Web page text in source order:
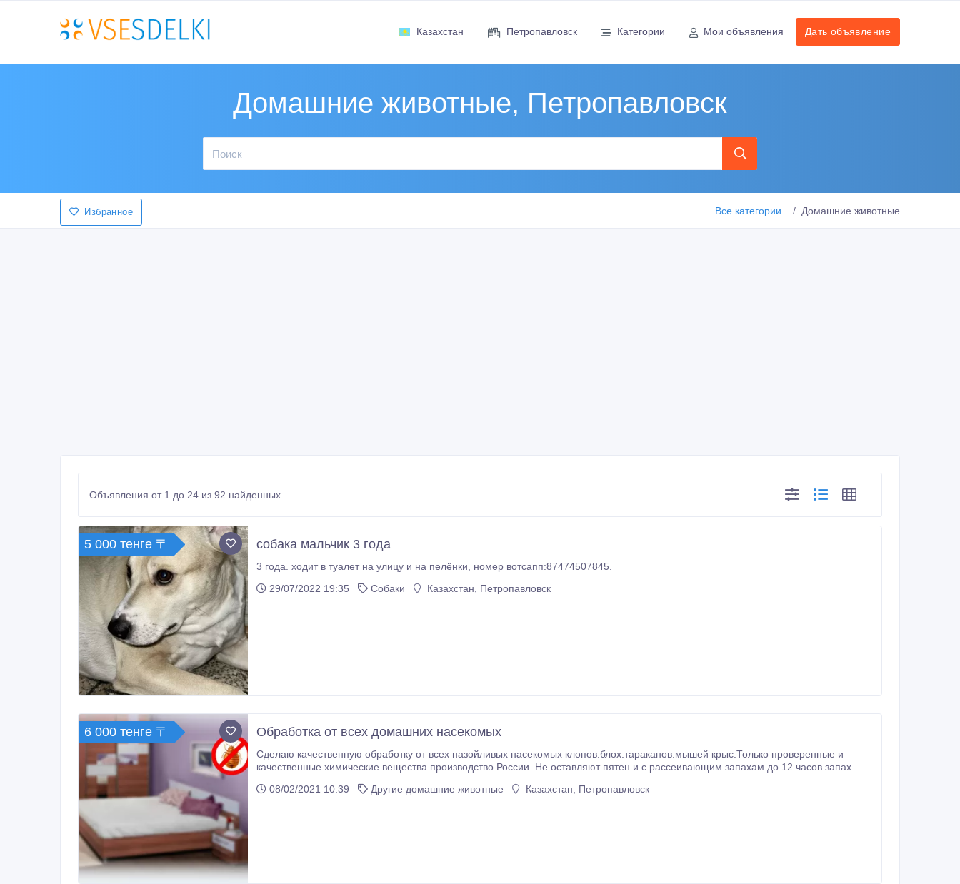
Казахстан Петропавловск Категории Мои объявления Дать объявление
Домашние животные, Петропавловск
Избранное Все категории Домашние животные
Объявления от 1 до 24 из 92 найденных.
5 000 тенге 〒 собака мальчик 3 года
3 года. ходит в туалет на улицу и на пелёнки, номер вотсапп:87474507845.
29/07/2022 19:35
Собаки Казахстан, Петропавловск
6 000 тенге 〒 Обработка от всех домашних насекомых
Сделаю качественную обработку от всех назойливых насекомых клопов.блох.тараканов.мышей крыс.Только проверенные и
качественные химические вещества производство России .Не оставляют пятен и с рассеивающим запахам до 12 часов запах
08/02/2021 10:39
Другие домашние животные Казахстан, Петропавловск